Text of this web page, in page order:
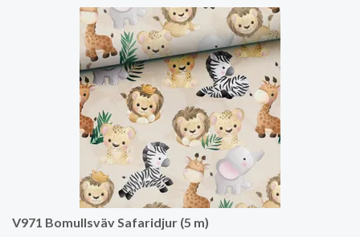
V971 Bomullsväv Safaridjur (5 m)